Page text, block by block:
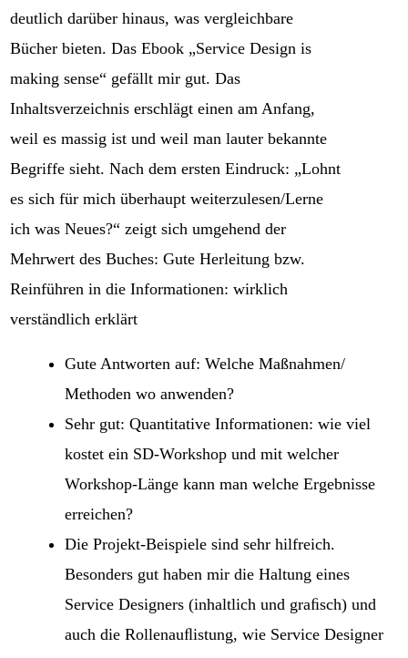
deutlich darüber hinaus, was vergleichbare
Bücher bieten. Das Ebook „Service Design is
making sense“ gefällt mir gut. Das
Inhaltsverzeichnis erschlägt einen am Anfang,
weil es massig ist und weil man lauter bekannte
Begriffe sieht. Nach dem ersten Eindruck: „Lohnt
es sich für mich überhaupt weiterzulesen/Lerne
ich was Neues?“ zeigt sich umgehend der
Mehrwert des Buches: Gute Herleitung bzw.
Reinführen in die Informationen: wirklich
verständlich erklärt
Gute Antworten auf: Welche Maßnahmen/
Methoden wo anwenden?
Sehr gut: Quantitative Informationen: wie viel
kostet ein SD-Workshop und mit welcher
Workshop-Länge kann man welche Ergebnisse
erreichen?
Die Projekt-Beispiele sind sehr hilfreich.
Besonders gut haben mir die Haltung eines
Service Designers (inhaltlich und graﬁsch) und
auch die Rollenauﬂistung, wie Service Designer